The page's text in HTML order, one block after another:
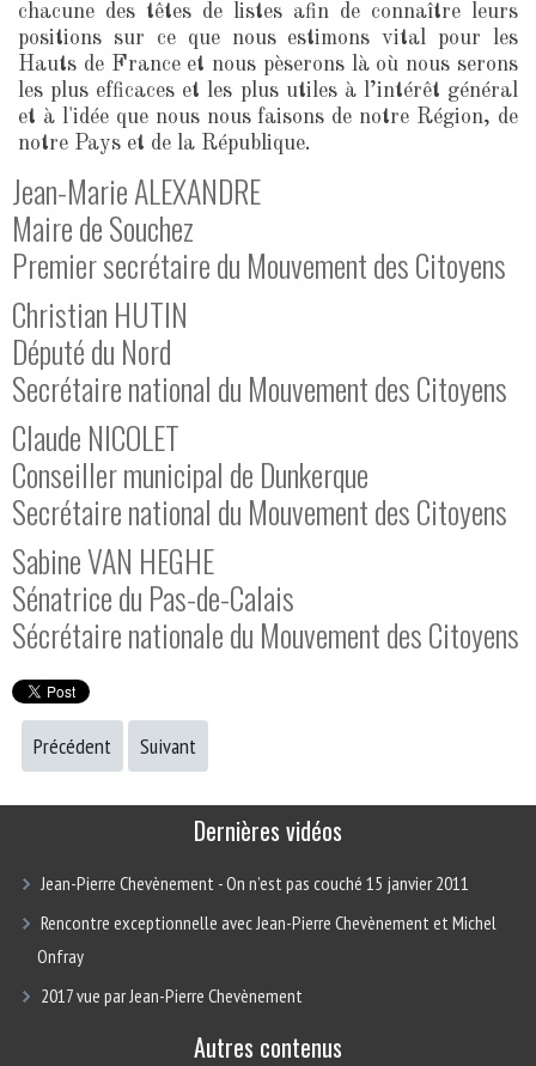
chacune des têtes de listes afin de connaître leurs
positions sur ce que nous estimons vital pour les
Hauts de France et nous pèserons là où nous serons
les plus efficaces et les plus utiles à l’intérêt général
et à l'idée que nous nous faisons de notre Région, de
notre Pays et de la République.
Jean-Marie ALEXANDRE
Maire de Souchez
Premier secrétaire du Mouvement des Citoyens
Christian HUTIN
Député du Nord
Secrétaire national du Mouvement des Citoyens
Claude NICOLET
Conseiller municipal de Dunkerque
Secrétaire national du Mouvement des Citoyens
Sabine VAN HEGHE
Sénatrice du Pas-de-Calais
Sécrétaire nationale du Mouvement des Citoyens
Précédent Suivant
Dernières vidéos
Jean-Pierre Chevènement - On n’est pas couché 15 janvier 2011
Rencontre exceptionnelle avec Jean-Pierre Chevènement et Michel
Onfray
2017 vue par Jean-Pierre Chevènement
Autres contenus